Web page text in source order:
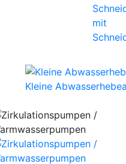
mit
Kleine